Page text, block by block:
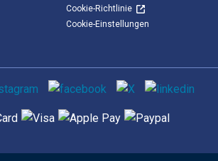
Cookie-Richtlinie
Cookie-Einstellungen